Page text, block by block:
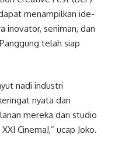
menampilkan ide-
inovator, seniman, dan
telah siap
nadi industri
nyata dan
mereka dari studio
Cinema!,” ucap Joko.